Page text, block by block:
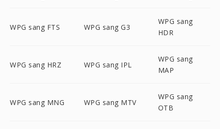
WPG sang FTS WPG sang G3
WPG sang
HDR
WPG sang HRZ WPG sang IPL
WPG sang
MAP
WPG sang MNG WPG sang MTV
WPG sang
OTB